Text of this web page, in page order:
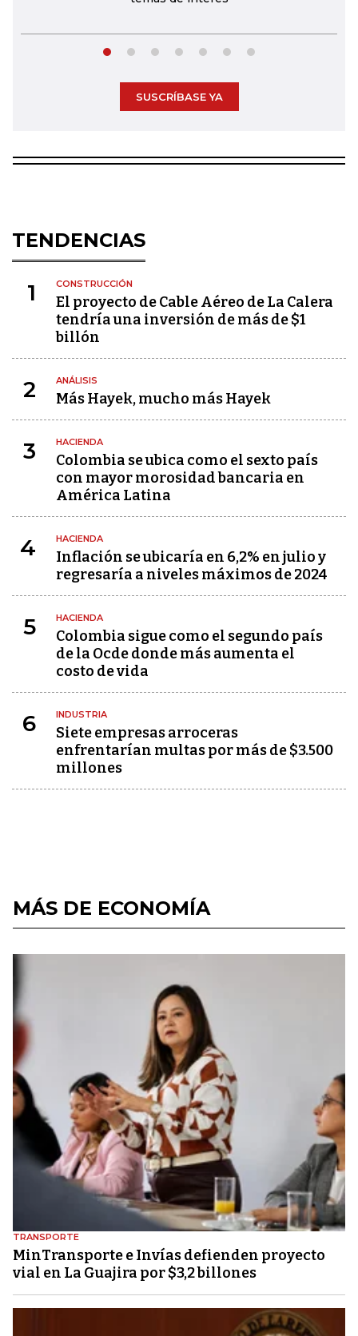
SUSCRÍBASE YA
TENDENCIAS
1 CONSTRUCCIÓN
El proyecto de Cable Aéreo de La Calera
tendría una inversión de más de $1
billón
2 ANÁLISIS
Más Hayek, mucho más Hayek
3 HACIENDA
Colombia se ubica como el sexto país
con mayor morosidad bancaria en
América Latina
4 HACIENDA
Inflación se ubicaría en 6,2% en julio y
regresaría a niveles máximos de 2024
5 HACIENDA
Colombia sigue como el segundo país
de la Ocde donde más aumenta el
costo de vida
6 INDUSTRIA
Siete empresas arroceras
enfrentarían multas por más de $3.500
millones
MÁS DE ECONOMÍA
TRANSPORTE
MinTransporte e Invías defienden proyecto
vial en La Guajira por $3,2 billones